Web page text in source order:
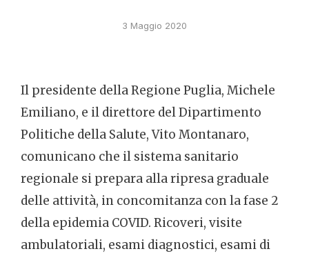
3 Maggio 2020
Il presidente della Regione Puglia, Michele
Emiliano, e il direttore del Dipartimento
Politiche della Salute, Vito Montanaro,
comunicano che il sistema sanitario
regionale si prepara alla ripresa graduale
delle attività, in concomitanza con la fase 2
della epidemia COVID. Ricoveri, visite
ambulatoriali, esami diagnostici, esami di